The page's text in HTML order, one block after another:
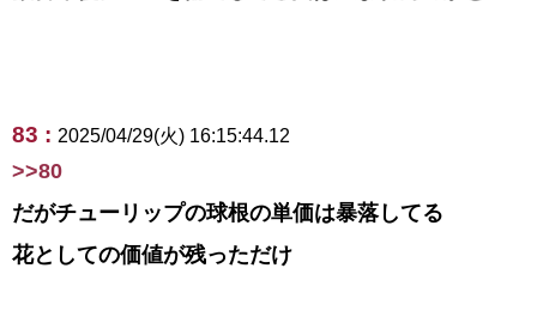
83 : 2025/04/29(火) 16:15:44.12
>>80
だがチューリップの球根の単価は暴落してる
花としての価値が残っただけ